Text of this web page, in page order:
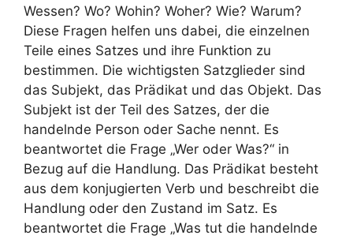
Wessen? Wo? Wohin? Woher? Wie? Warum?
Diese Fragen helfen uns dabei, die einzelnen
Teile eines Satzes und ihre Funktion zu
bestimmen. Die wichtigsten Satzglieder sind
das Subjekt, das Prädikat und das Objekt. Das
Subjekt ist der Teil des Satzes, der die
handelnde Person oder Sache nennt. Es
beantwortet die Frage „Wer oder Was?“ in
Bezug auf die Handlung. Das Prädikat besteht
aus dem konjugierten Verb und beschreibt die
Handlung oder den Zustand im Satz. Es
beantwortet die Frage „Was tut die handelnde